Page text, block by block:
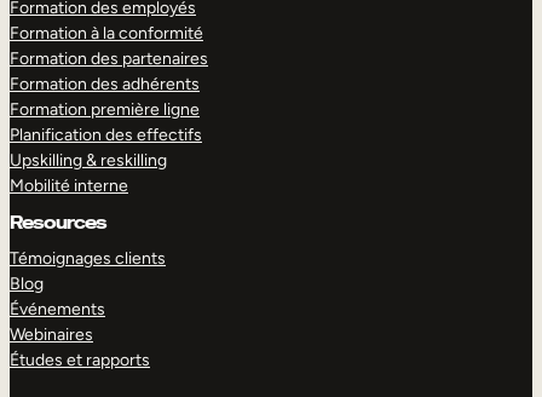
Formation des employés
Formation à la conformité
Formation des partenaires
Formation des adhérents
Formation première ligne
Planification des effectifs
Upskilling & reskilling
Mobilité interne
Resources
Témoignages clients
Blog
Événements
Webinaires
Études et rapports